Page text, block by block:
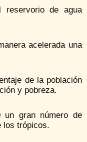
de agua
acelerada una
de la población
y pobreza.
un gran número de
los trópicos.